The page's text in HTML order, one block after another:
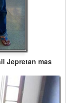
Jepretan mas